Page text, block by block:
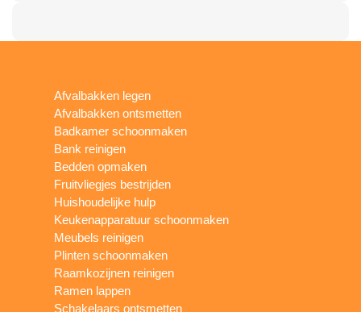
Afvalbakken legen
Afvalbakken ontsmetten
Badkamer schoonmaken
Bank reinigen
Bedden opmaken
Fruitvliegjes bestrijden
Huishoudelijke hulp
Keukenapparatuur schoonmaken
Meubels reinigen
Plinten schoonmaken
Raamkozijnen reinigen
Ramen lappen
Schakelaars ontsmetten